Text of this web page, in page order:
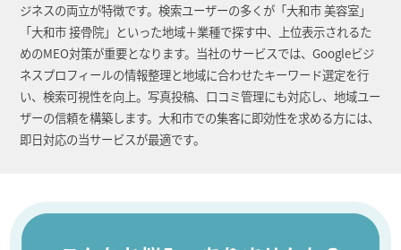
ジネスの両立が特徴です。検索ユーザーの多くが「大和市 美容室」
「大和市 接骨院」といった地域＋業種で探す中、上位表示されるた
めのMEO対策が重要となります。当社のサービスでは、Googleビジ
ネスプロフィールの情報整理と地域に合わせたキーワード選定を行
い、検索可視性を向上。写真投稿、口コミ管理にも対応し、地域ユー
ザーの信頼を構築します。大和市での集客に即効性を求める方には、
即日対応の当サービスが最適です。